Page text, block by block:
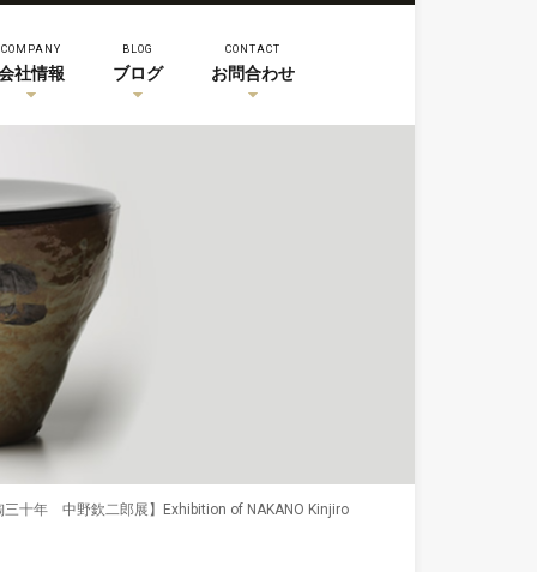
COMPANY
社情報
BLOG
ブログ
CONTACT
お問合わせ
三十年 中野欽二郎展】Exhibition of NAKANO Kinjiro